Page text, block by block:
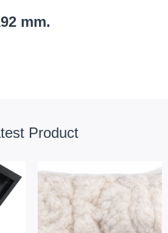
mm.
Product